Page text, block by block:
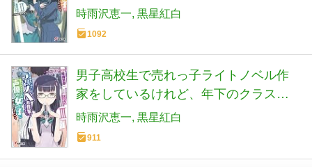
イトで声優の女の子に首を絞められて
いる。 (2) ―Time to Play― (下) (電撃文
時雨沢恵一 黒星紅白
1092
男子高校生で売れっ子ライトノベル作
家をしているけれど、年下のクラスメ
イトで声優の女の子に首を絞められて
いる。 (3) ―Time to Pray― (電撃文庫)
時雨沢恵一 黒星紅白
911